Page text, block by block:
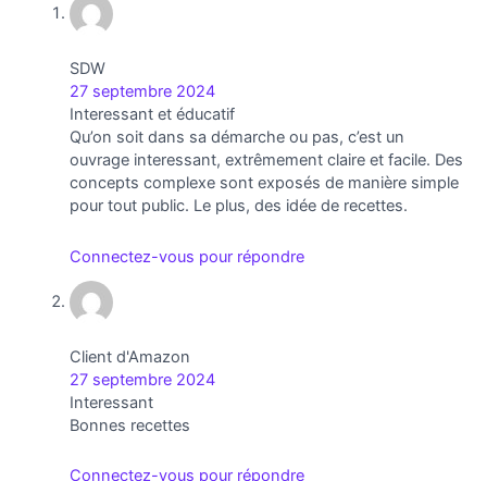
SDW
27 septembre 2024
Interessant et éducatif
Qu’on soit dans sa démarche ou pas, c’est un
ouvrage interessant, extrêmement claire et facile. Des
concepts complexe sont exposés de manière simple
pour tout public. Le plus, des idée de recettes.
Connectez-vous pour répondre
Client d'Amazon
27 septembre 2024
Interessant
Bonnes recettes
Connectez-vous pour répondre